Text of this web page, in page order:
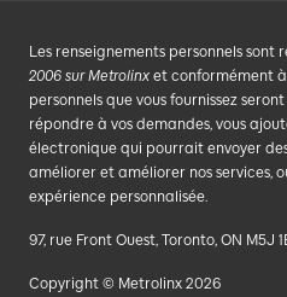
Les renseignements personnels sont
2006 sur Metrolinx et conformément à
personnels que vous fournissez
répondre à vos demandes, vous
électronique qui pourrait envoyer
améliorer et améliorer nos services,
expérience personnalisée.
97, rue Front Ouest, Toronto, ON M5J
Copyright © Metrolinx 2026